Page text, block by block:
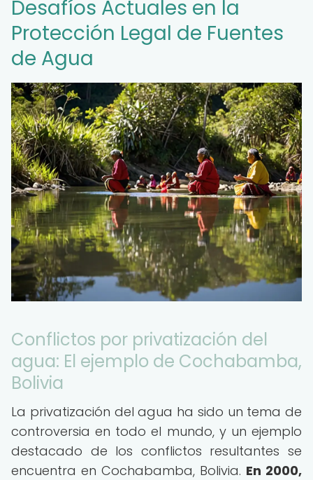
Desafíos Actuales en la
Protección Legal de Fuentes
de Agua
Conflictos por privatización del
agua: El ejemplo de Cochabamba,
Bolivia
La privatización del agua ha sido un tema de
controversia en todo el mundo, y un ejemplo
destacado de los conflictos resultantes se
encuentra en Cochabamba, Bolivia. En 2000,